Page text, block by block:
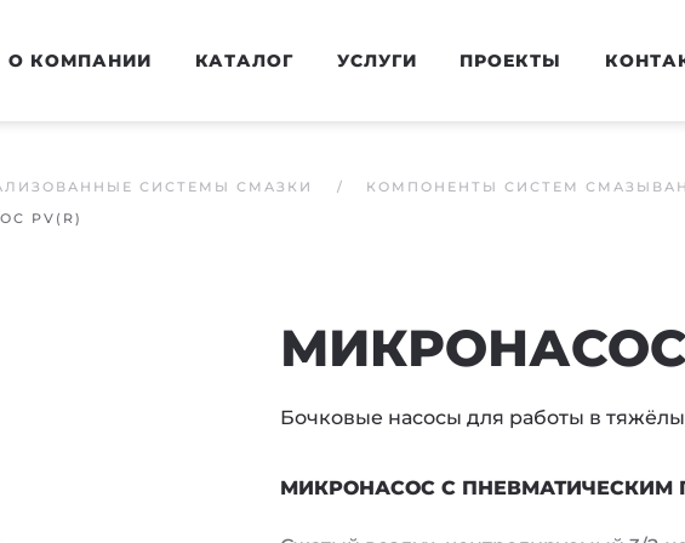
О КОМПАНИИ КАТАЛОГ УСЛУГИ ПРОЕКТЫ
СИСТЕМЫ СМАЗКИ КОМПОНЕНТЫ СИСТЕМ
PV(R)
МИКРОНАСОС
Бочковые насосы для работы в
МИКРОНАСОС С ПНЕВМАТИЧЕСКИМ